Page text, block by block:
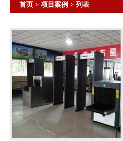
首页 > 项目案例 > 列表